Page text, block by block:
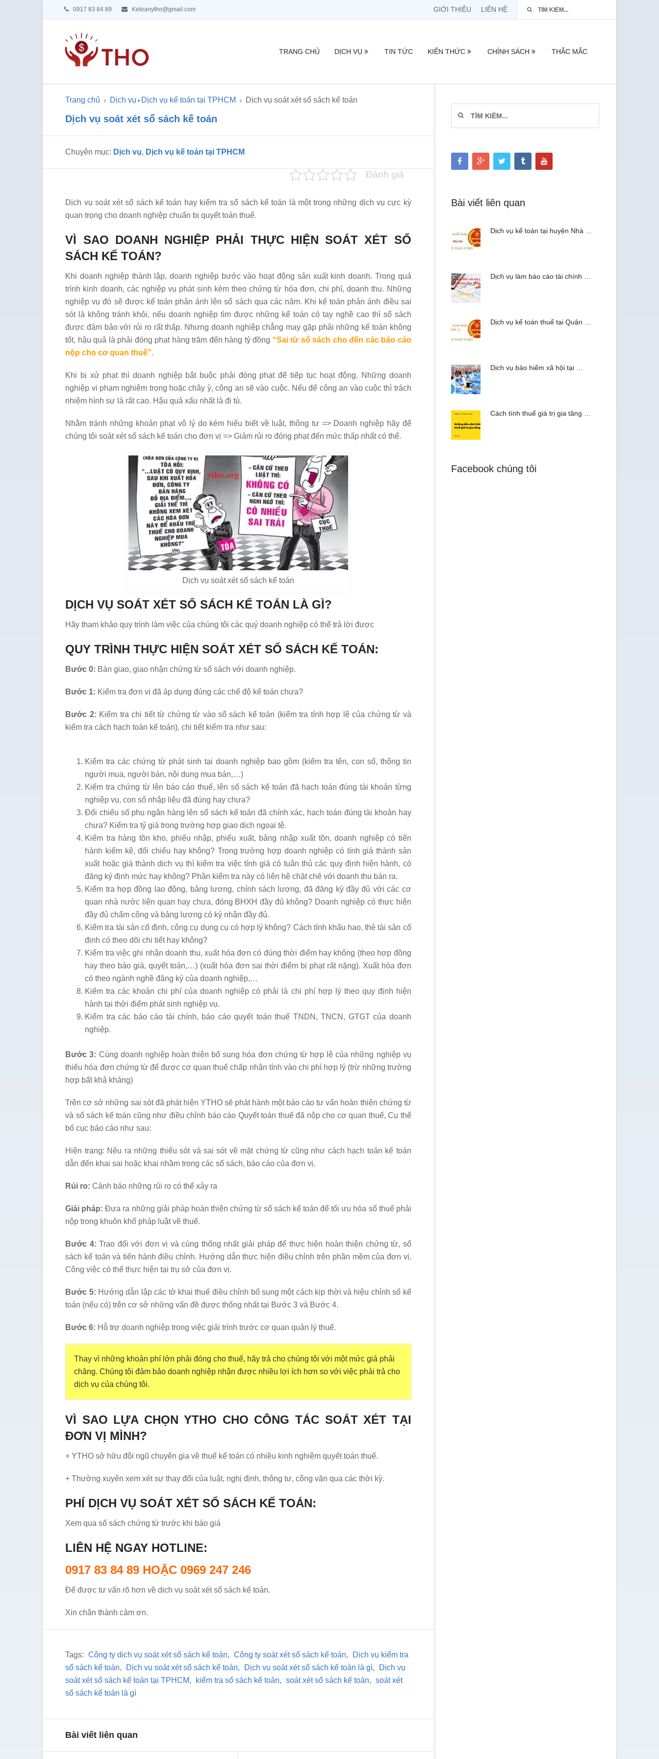
0917 83 84 89 Ketoanytho@gmail.com GIỚI THIỆU LIÊN HỆ
TRANG CHỦ DỊCH VỤ TIN TỨC KIẾN THỨC CHÍNH SÁCH THẮC MẮC
Trang chủ Dịch vụ • Dịch vụ kế toán tại TPHCM Dịch vụ soát xét sổ sách kế toán
Dịch vụ soát xét sổ sách kế toán
Chuyên mục: Dịch vụ, Dịch vụ kế toán tại TPHCM
Đánh giá
Dịch vụ soát xét sổ sách kế toán hay kiểm tra sổ sách kế toán là một trong những dịch vụ cực kỳ
quan trọng cho doanh nghiệp chuẩn bị quyết toán thuế.
VÌ SAO DOANH NGHIỆP PHẢI THỰC HIỆN SOÁT XÉT SỔ
SÁCH KẾ TOÁN?
Khi doanh nghiệp thành lập, doanh nghiệp bước vào hoạt động sản xuất kinh doanh. Trong quá
trình kinh doanh, các nghiệp vụ phát sinh kèm theo chứng từ hóa đơn, chi phí, doanh thu. Những
nghiệp vụ đó sẽ được kế toán phản ánh lên sổ sách qua các năm. Khi kế toán phản ánh điều sai
sót là không tránh khỏi, nếu doanh nghiệp tìm được những kế toán có tay nghề cao thì sổ sách
được đảm bảo với rủi ro rất thấp. Nhưng doanh nghiệp chẳng may gặp phải những kế toán không
tốt, hậu quả là phải đóng phạt hàng trăm đến hàng tỷ đồng “Sai từ sổ sách cho đến các báo cáo
nộp cho cơ quan thuế”.
Khi bị xử phạt thì doanh nghiệp bắt buộc phải đóng phạt để tiếp tục hoạt động. Những doanh
nghiệp vi phạm nghiêm trọng hoặc chây ỳ, công an sẽ vào cuộc. Nếu để công an vào cuộc thì trách
nhiệm hình sự là rất cao. Hậu quả xấu nhất là đi tù.
Nhằm tránh những khoản phạt vô lý do kém hiểu biết về luật, thông tư => Doanh nghiệp hãy để
chúng tôi soát xét sổ sách kế toán cho đơn vị => Giảm rủi ro đóng phạt đến mức thấp nhất có thể.
Dịch vụ soát xét sổ sách kế toán
DỊCH VỤ SOÁT XÉT SỔ SÁCH KẾ TOÁN LÀ GÌ?
Hãy tham khảo quy trình làm việc của chúng tôi các quý doanh nghiệp có thể trả lời được
QUY TRÌNH THỰC HIỆN SOÁT XÉT SỔ SÁCH KẾ TOÁN:
Bước 0: Bàn giao, giao nhận chứng từ sổ sách với doanh nghiệp.
Bước 1: Kiểm tra đơn vị đã áp dụng đúng các chế độ kế toán chưa?
Bước 2: Kiểm tra chi tiết từ chứng từ vào sổ sách kế toán (kiểm tra tính hợp lệ của chứng từ và
kiểm tra cách hạch toán kế toán), chi tiết kiểm tra như sau:
Kiểm tra các chứng từ phát sinh tại doanh nghiệp bao gồm (kiểm tra tên, con số, thông tin
người mua, người bán, nội dung mua bán,…)
Kiểm tra chứng từ lên báo cáo thuế, lên sổ sách kế toán đã hạch toán đúng tài khoản từng
nghiệp vụ, con số nhập liệu đã đúng hay chưa?
Đối chiếu sổ phụ ngân hàng lên sổ sách kế toán đã chính xác, hạch toán đúng tài khoản hay
chưa? Kiểm tra tỷ giá trong trường hợp giao dịch ngoại tệ.
Kiểm tra hàng tồn kho, phiếu nhập, phiếu xuất, bảng nhập xuất tồn, doanh nghiệp có tiến
hành kiểm kê, đối chiếu hay không? Trong trường hợp doanh nghiệp có tính giá thành sản
xuất hoặc giá thành dịch vụ thì kiểm tra việc tính giá có tuân thủ các quy định hiện hành, có
đăng ký định mức hay không? Phần kiểm tra này có liên hệ chặt chẽ với doanh thu bán ra.
Kiểm tra hợp đồng lao động, bảng lương, chính sách lương, đã đăng ký đầy đủ với các cơ
quan nhà nước liên quan hay chưa, đóng BHXH đầy đủ không? Doanh nghiệp có thực hiện
đầy đủ chấm công và bảng lương có ký nhận đầy đủ.
Kiểm tra tài sản cố định, công cụ dụng cụ có hợp lý không? Cách tính khấu hao, thẻ tài sản cố
định có theo dõi chi tiết hay không?
Kiểm tra việc ghi nhận doanh thu, xuất hóa đơn có đúng thời điểm hay không (theo hợp đồng
hay theo báo giá, quyết toán,…) (xuất hóa đơn sai thời điểm bị phạt rất nặng). Xuất hóa đơn
có theo ngành nghề đăng ký của doanh nghiệp,…
Kiểm tra các khoản chi phí của doanh nghiệp có phải là chi phí hợp lý theo quy định hiện
hành tại thời điểm phát sinh nghiệp vụ.
Kiểm tra các báo cáo tài chính, báo cáo quyết toán thuế TNDN, TNCN, GTGT của doanh
nghiệp.
Bước 3: Cùng doanh nghiệp hoàn thiện bổ sung hóa đơn chứng từ hợp lệ của những nghiệp vụ
thiếu hóa đơn chứng từ để được cơ quan thuế chấp nhận tính vào chi phí hợp lý (trừ những trường
hợp bất khả kháng)
Trên cơ sở những sai sót đã phát hiện YTHO sẽ phát hành một báo cáo tư vấn hoàn thiện chứng từ
và sổ sách kế toán cũng như điều chỉnh báo cáo Quyết toán thuế đã nộp cho cơ quan thuế, Cụ thể
bố cục báo cáo như sau:
Hiện trạng: Nêu ra những thiếu sót và sai sót về mặt chứng từ cũng như cách hạch toán kế toán
dẫn đến khai sai hoặc khai nhầm trong các sổ sách, báo cáo của đơn vị.
Rủi ro: Cảnh báo những rủi ro có thể xảy ra
Giải pháp: Đưa ra những giải pháp hoàn thiện chứng từ sổ sách kế toán để tối ưu hóa số thuế phải
nộp trong khuôn khổ pháp luật về thuế.
Bước 4: Trao đổi với đơn vị và cùng thống nhất giải pháp để thực hiện hoàn thiện chứng từ, sổ
sách kế toán và tiến hành điều chỉnh. Hướng dẫn thực hiện điều chỉnh trên phần mềm của đơn vị.
Công việc có thể thực hiện tại trụ sở của đơn vị.
Bước 5: Hướng dẫn lập các tờ khai thuế điều chỉnh bổ sung một cách kịp thời và hiệu chỉnh sổ kế
toán (nếu có) trên cơ sở những vấn đề được thống nhất tại Bước 3 và Bước 4.
Bước 6: Hỗ trợ doanh nghiệp trong việc giải trình trước cơ quan quản lý thuế.
Thay vì những khoản phí lớn phải đóng cho thuế, hãy trả cho chúng tôi với một mức giá phải
chăng. Chúng tôi đảm bảo doanh nghiệp nhận được nhiều lợi ích hơn so với việc phải trả cho
dịch vụ của chúng tôi.
VÌ SAO LỰA CHỌN YTHO CHO CÔNG TÁC SOÁT XÉT TẠI
ĐƠN VỊ MÌNH?
+ YTHO sở hữu đội ngũ chuyên gia về thuế kế toán có nhiều kinh nghiệm quyết toán thuế.
+ Thường xuyên xem xét sự thay đổi của luật, nghị định, thông tư, công văn qua các thời kỳ.
PHÍ DỊCH VỤ SOÁT XÉT SỔ SÁCH KẾ TOÁN:
Xem qua sổ sách chứng từ trước khi báo giá
LIÊN HỆ NGAY HOTLINE:
0917 83 84 89 HOẶC 0969 247 246
Để được tư vấn rõ hơn về dịch vụ soát xét sổ sách kế toán.
Xin chân thành cảm ơn.
Tags: Công ty dịch vụ soát xét sổ sách kế toán, Công ty soát xét sổ sách kế toán,
Dịch vụ kiểm tra
sổ sách kế toán, Dịch vụ soát xét sổ sách kế toán, Dịch vụ soát xét sổ sách kế toán là gì,
Dịch vụ
soát xét sổ sách kế toán tại TPHCM, kiểm tra sổ sách kế toán, soát xét sổ sách kế toán,
soát xét
sổ sách kế toán là gì
Bài viết liên quan
Bài viết liên quan
Dịch vụ kế toán tại huyện Nhà …
Dịch vụ làm báo cáo tài chính …
Dịch vụ kế toán thuế tại Quận …
Dịch vụ bảo hiểm xã hội tại …
Cách tính thuế giá trị gia tăng …
Facebook chúng tôi